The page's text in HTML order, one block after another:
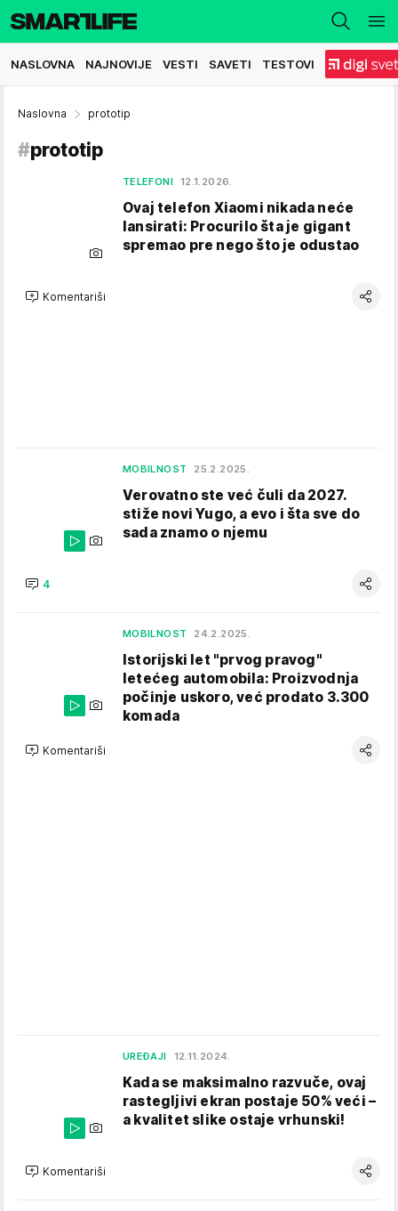
NASLOVNA NAJNOVIJE VESTI SAVETI TESTOVI
Naslovna prototip
#prototip
TELEFONI 12.1.2026.
Ovaj telefon Xiaomi nikada neće
lansirati: Procurilo šta je gigant
spremao pre nego što je odustao
Komentariši
MOBILNOST 25.2.2025.
Verovatno ste već čuli da 2027.
stiže novi Yugo, a evo i šta sve do
sada znamo o njemu
4
MOBILNOST 24.2.2025.
Istorijski let "prvog pravog"
letećeg automobila: Proizvodnja
počinje uskoro, već prodato 3.300
komada
Komentariši
UREĐAJI 12.11.2024.
Kada se maksimalno razvuče, ovaj
rastegljivi ekran postaje 50% veći –
a kvalitet slike ostaje vrhunski!
Komentariši